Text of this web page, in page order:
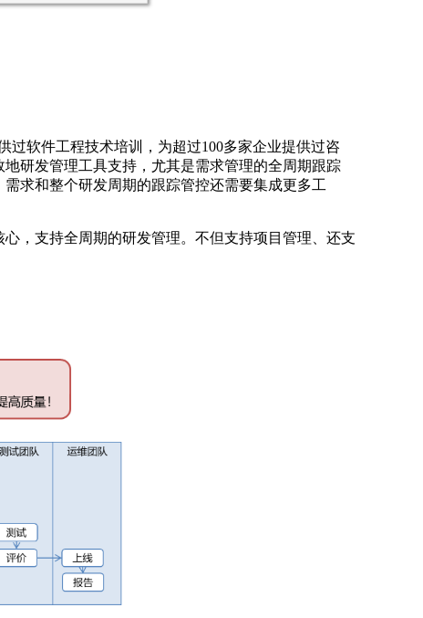
过软件工程技术培训，为超过100多家企业提供过咨
研发管理工具支持，尤其是需求管理的全周期跟踪
求和整个研发周期的跟踪管控还需要集成更多工
，支持全周期的研发管理。不但支持项目管理、还支